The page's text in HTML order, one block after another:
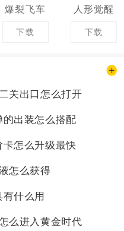
爆裂飞车
下载
人形觉醒
下载
关出口怎么打开
的出装怎么搭配
怎么升级最快
怎么获得
什么用
么进入黄金时代